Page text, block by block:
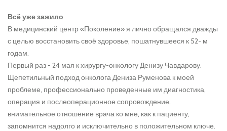
Всё уже зажило
В медицинский центр «Поколение» я лично обращался дважды
с целью восстановить своё здоровье, пошатнувшееся к 52- м
годам.
Первый раз - 24 мая к хирургу-онкологу Денизу Чавдарову.
Щепетильный подход онколога Дениза Руменова к моей
проблеме, профессионально проведенные им диагностика,
операция и послеоперационное сопровождение,
внимательное отношение врача ко мне, как к пациенту,
запомнится надолго и исключительно в положительном ключе.